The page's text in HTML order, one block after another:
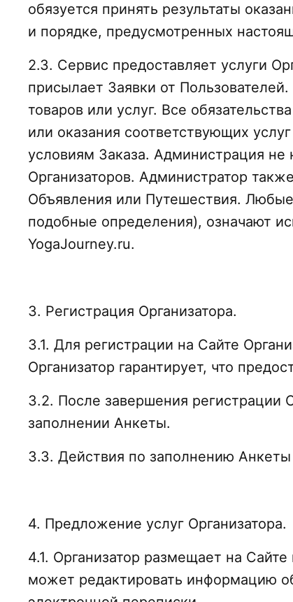
обязуется принять результаты
и порядке, предусмотренных
2.3. Сервис предоставляет услуги
присылает Заявки от
товаров или услуг. Все
или оказания соответствующих
условиям Заказа. Администрация не
Организаторов. Администратор
Объявления или Путешествия.
подобные определения), означают
YogaJourney.ru.
3. Регистрация Организатора.
3.1. Для регистрации на Сайте
Организатор гарантирует, что
3.2. После завершения регистрации
заполнении Анкеты.
3.3. Действия по заполнению
4. Предложение услуг Организатора.
4.1. Организатор размещает на
может редактировать информацию